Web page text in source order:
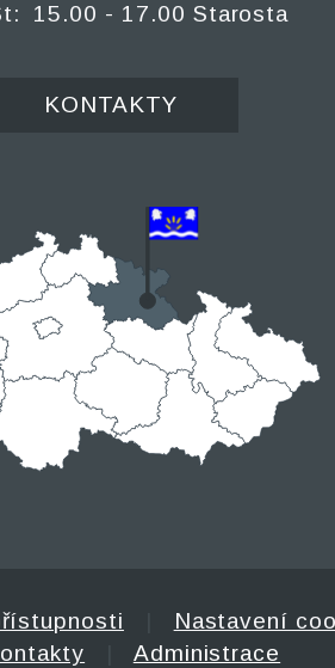
15.00 - 17.00 Starosta
KONTAKTY
Nastavení
Administrace